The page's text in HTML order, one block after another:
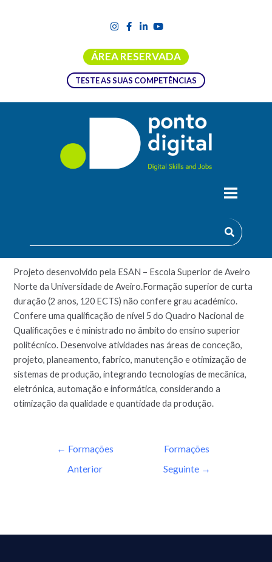
ÁREA RESERVADA
TESTE AS SUAS COMPETÊNCIAS
MECATRÓNICOS E DE PRODUÇÃO
Projeto desenvolvido pela ESAN – Escola Superior de Aveiro
Norte da Universidade de Aveiro.Formação superior de curta
duração (2 anos, 120 ECTS) não confere grau académico.
Confere uma qualificação de nível 5 do Quadro Nacional de
Qualificações e é ministrado no âmbito do ensino superior
politécnico. Desenvolve atividades nas áreas de conceção,
projeto, planeamento, fabrico, manutenção e otimização de
sistemas de produção, integrando tecnologias de mecânica,
eletrónica, automação e informática, considerando a
otimização da qualidade e quantidade da produção.
← Formações
Anterior
Formações
Seguinte →